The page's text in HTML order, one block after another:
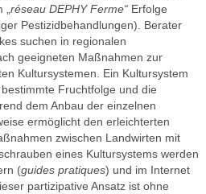
réseau DEPHY Ferme“ Erfolge
Pestizidbehandlungen). Berater
suchen in regionalen
geeigneten Maßnahmen zur
Kultursystemen. Ein Kultursystem
Fruchtfolge und die
dem Anbau der einzelnen
ermöglicht den erleichterten
zwischen Landwirten mit
eines Kultursystems werden
(guides pratiques) und im Internet
partizipative Ansatz ist ohne